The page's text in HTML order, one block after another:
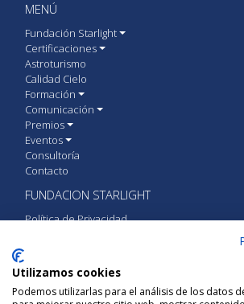
MENÚ
Fundación Starlight
Certificaciones
Astroturismo
Calidad Cielo
Formación
Comunicación
Premios
Eventos
Consultoría
Contacto
FUNDACION STARLIGHT
Política de Privacidad
CONTACTA CON FUNDACIÓN STARLIGHT
Utilizamos cookies
Podemos utilizarlas para el análisis de los datos